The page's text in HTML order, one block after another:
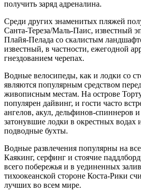
получить заряд адреналина.
Среди других знаменитых пляжей
Санта-Тереза/Маль-Паис, известный
Плайя-Пелада со скалистым
известный, в частности, ежегодной
гнездованием черепах.
Водные велосипеды, как и лодки со
являются популярным средством
живописным местам. На острове
популярен дайвинг, и гости часто
ангелов, акул, дельфинов-спиннеров
затонувшие лодки в окрестных водах
подводные бухты.
Водные развлечения популярны на
Каякинг, серфинг и стоячие
всего побережья и в уединенных
тихоокеанской стороне Коста-Рики
лучших во всем мире.